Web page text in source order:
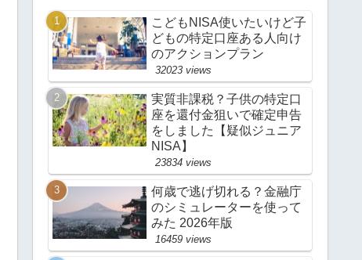
こどもNISA使いたいけど子
どもの特定口座ある人向け
のアクションプラン
32023 views
実質非課税？子供の特定口
座を還付金狙いで確定申告
をしました【疑似ジュニア
NISA】
23834 views
何歳で逃げ切れる？金融庁
のシミュレーターを使って
みた 2026年版
16459 views